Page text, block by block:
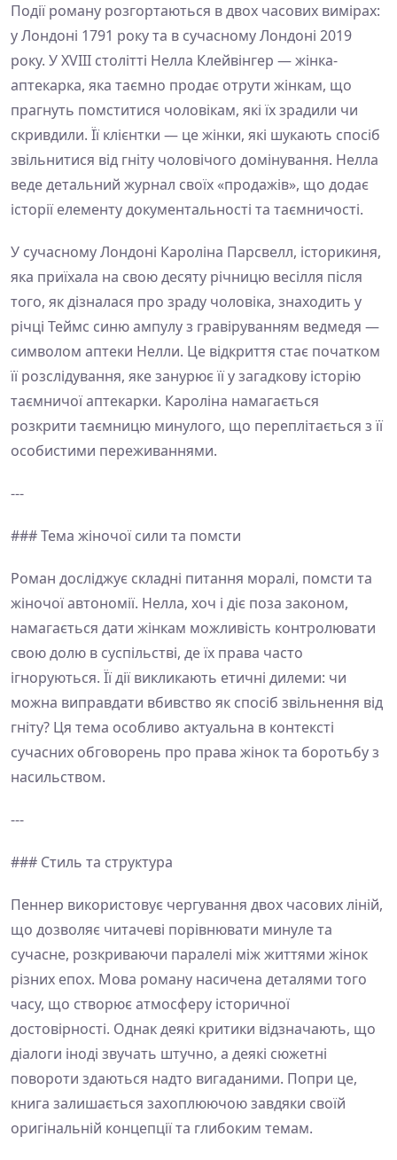
Події роману розгортаються в двох часових вимірах:
у Лондоні 1791 року та в сучасному Лондоні 2019
року. У XVIII столітті Нелла Клейвінгер — жінка-
аптекарка, яка таємно продає отрути жінкам, що
прагнуть помститися чоловікам, які їх зрадили чи
скривдили. Її клієнтки — це жінки, які шукають спосіб
звільнитися від гніту чоловічого домінування. Нелла
веде детальний журнал своїх «продажів», що додає
історії елементу документальності та таємничості.
У сучасному Лондоні Кароліна Парсвелл, історикиня,
яка приїхала на свою десяту річницю весілля після
того, як дізналася про зраду чоловіка, знаходить у
річці Теймс синю ампулу з гравіруванням ведмедя —
символом аптеки Нелли. Це відкриття стає початком
її розслідування, яке занурює її у загадкову історію
таємничої аптекарки. Кароліна намагається
розкрити таємницю минулого, що переплітається з її
особистими переживаннями.
---
### Тема жіночої сили та помсти
Роман досліджує складні питання моралі, помсти та
жіночої автономії. Нелла, хоч і діє поза законом,
намагається дати жінкам можливість контролювати
свою долю в суспільстві, де їх права часто
ігноруються. Її дії викликають етичні дилеми: чи
можна виправдати вбивство як спосіб звільнення від
гніту? Ця тема особливо актуальна в контексті
сучасних обговорень про права жінок та боротьбу з
насильством.
---
### Стиль та структура
Пеннер використовує чергування двох часових ліній,
що дозволяє читачеві порівнювати минуле та
сучасне, розкриваючи паралелі між життями жінок
різних епох. Мова роману насичена деталями того
часу, що створює атмосферу історичної
достовірності. Однак деякі критики відзначають, що
діалоги іноді звучать штучно, а деякі сюжетні
повороти здаються надто вигаданими. Попри це,
книга залишається захоплюючою завдяки своїй
оригінальній концепції та глибоким темам.